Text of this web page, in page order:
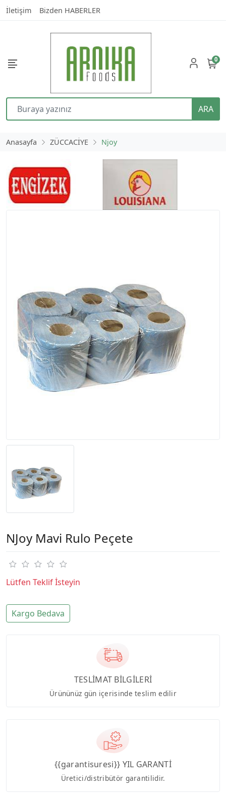
İletişim Bizden HABERLER
ARA
0
Anasayfa ZÜCCACİYE Njoy
NJoy Mavi Rulo Peçete
Lütfen Teklif İsteyin
Kargo Bedava
TESLİMAT BİLGİLERİ
Ürününüz gün içerisinde teslim edilir
{{garantisuresi}} YIL GARANTİ
Üretici/distribütör garantilidir.